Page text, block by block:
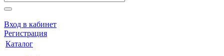
Вход в кабинет
Регистрация
Каталог